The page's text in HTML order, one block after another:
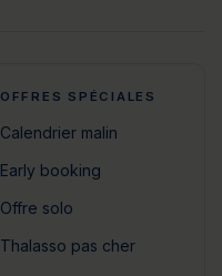
OFFRES SPÉCIALES
Calendrier malin
Early booking
Offre solo
Thalasso pas cher